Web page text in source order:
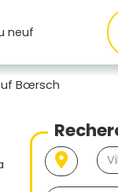
neuf
Bœrsch